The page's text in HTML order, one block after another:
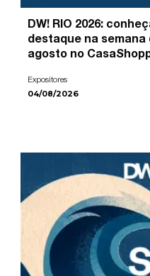
DW! RIO 2026:
destaque na semana
agosto no
Expositores
04/08/2026